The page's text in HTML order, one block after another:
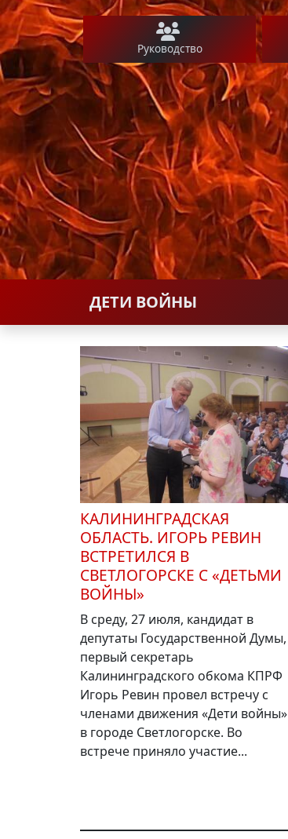
Руководство
ДЕТИ ВОЙНЫ
КАЛИНИНГРАДСКАЯ
ОБЛАСТЬ. ИГОРЬ РЕВИН
ВСТРЕТИЛСЯ В
СВЕТЛОГОРСКЕ С «ДЕТЬМИ
ВОЙНЫ»
В среду, 27 июля, кандидат в
депутаты Государственной Думы,
первый секретарь
Калининградского обкома КПРФ
Игорь Ревин провел встречу с
членами движения «Дети войны»
в городе Светлогорске. Во
встрече приняло участие...